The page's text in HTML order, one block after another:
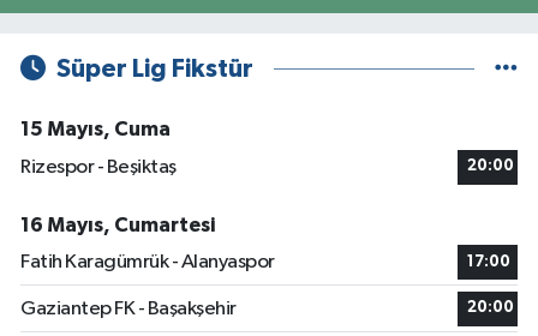
Süper Lig Fikstür
15 Mayıs, Cuma
Rizespor - Beşiktaş
20:00
16 Mayıs, Cumartesi
Fatih Karagümrük - Alanyaspor
17:00
Gaziantep FK - Başakşehir 20:00